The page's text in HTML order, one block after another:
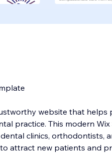
website that helps
practice. This modern
clinics, orthodontists,
attract new patients and